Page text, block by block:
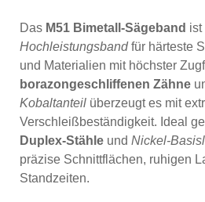
Das M51 Bimetall-Sägeband ist
Hochleistungsbandfür härteste
und Materialien mit höchster
borazongeschliffenen Zähne
Kobaltanteil überzeugt es mit
Verschleißbeständigkeit. Ideal
Duplex-Stähle und Nickel-
präzise Schnittflächen, ruhigen
Standzeiten.